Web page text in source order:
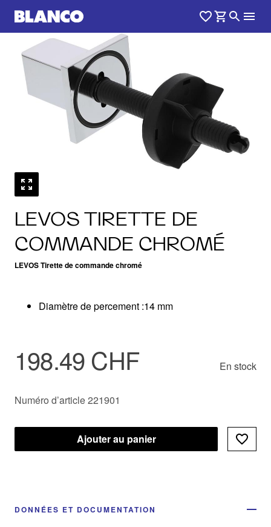
LEVOS TIRETTE DE
COMMANDE CHROMÉ
LEVOS Tirette de commande chromé
Diamètre de percement :14 mm
198.49 CHF En stock
Numéro d’article 221901
Ajouter au panier
DONNÉES ET DOCUMENTATION